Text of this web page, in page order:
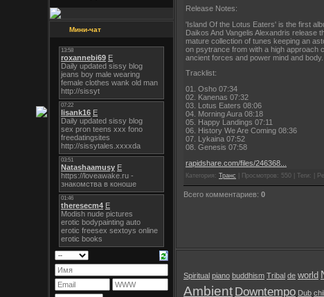
Мини-чат
Release Notes:
'Island Of the Lotus Eaters' is the first
Daikos And Vangelis Alexandris release
mature collection of tunes keeping an
on psytrance from with a high approach
ancient forces and power mind and body.
Tracklist:
01. Osho 07:34
02. Kanenas 07:32
03. Lotus Eaters 08:06
04. Morning Aura 08:18
05. Happy Landings 07:11
06. History We Are Coming 08:36
07. Lykaina 07:52
08. Genesis 07:58
rapidshare.com/files/246368...
Категория: Транс | Просмотров: 550 | Теги: |
Всего комментариев: 0
Spiritual piano buddhism Tribal de world
Ambient Downtempo Dub